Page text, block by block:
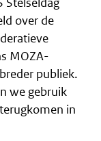
over de
MOZA-
publiek.
we gebruik
in